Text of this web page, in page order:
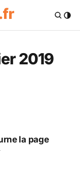
.fr —
2019
la page